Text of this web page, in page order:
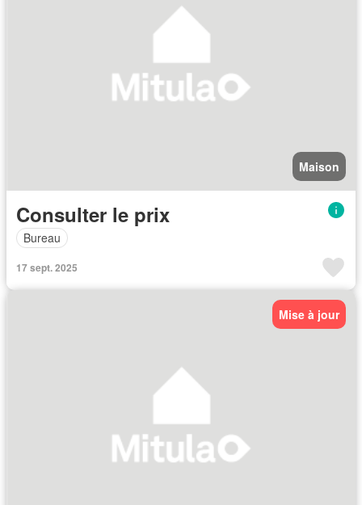
Maison
Consulter le prix
Bureau
17 sept. 2025
Mise à jour